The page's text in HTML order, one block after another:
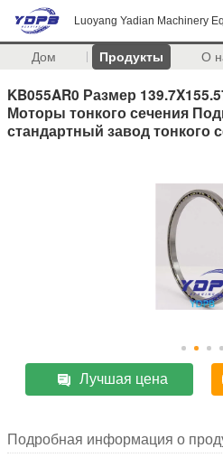
Luoyang Yadian Machinery
Дом Продукты О
KB055AR0 Размер
Моторы тонкого сечения
стандартный завод тонкого
Лучшая цена
Подробная информация о